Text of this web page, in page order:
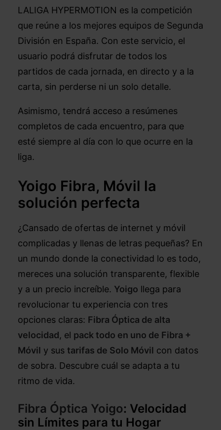
LALIGA HYPERMOTION es la competición
que reúne a los mejores equipos de Segunda
División en España. Con este servicio, el
usuario podrá disfrutar de todos los
partidos de cada jornada, en directo y a la
carta, sin perderse ni un solo detalle.
Asimismo, tendrá acceso a resúmenes
completos de cada encuentro, para que
esté siempre al día con lo que ocurre en la
liga.
Yoigo Fibra, Móvil la
solución perfecta
¿Cansado de ofertas de internet y móvil
complicadas y llenas de letras pequeñas? En
un mundo donde la conectividad lo es todo,
mereces una solución transparente, flexible
y a un precio increíble. Yoigo llega para
revolucionar tu experiencia con tres
opciones claras: Fibra Óptica de alta
velocidad, el pack todo en uno de Fibra +
Móvil y sus tarifas de Solo Móvil con datos
de sobra. Descubre cuál se adapta a tu
ritmo de vida.
Fibra Óptica Yoigo: Velocidad
sin Límites para tu Hogar